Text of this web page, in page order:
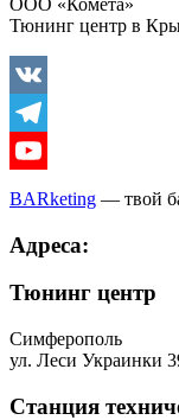
ООО «Комета»
Тюнинг центр в
Vkontakte
Telegram
Youtube
BARketing — твой
Адреса:
Тюнинг центр
Симферополь
ул. Леси Украинки
Станция